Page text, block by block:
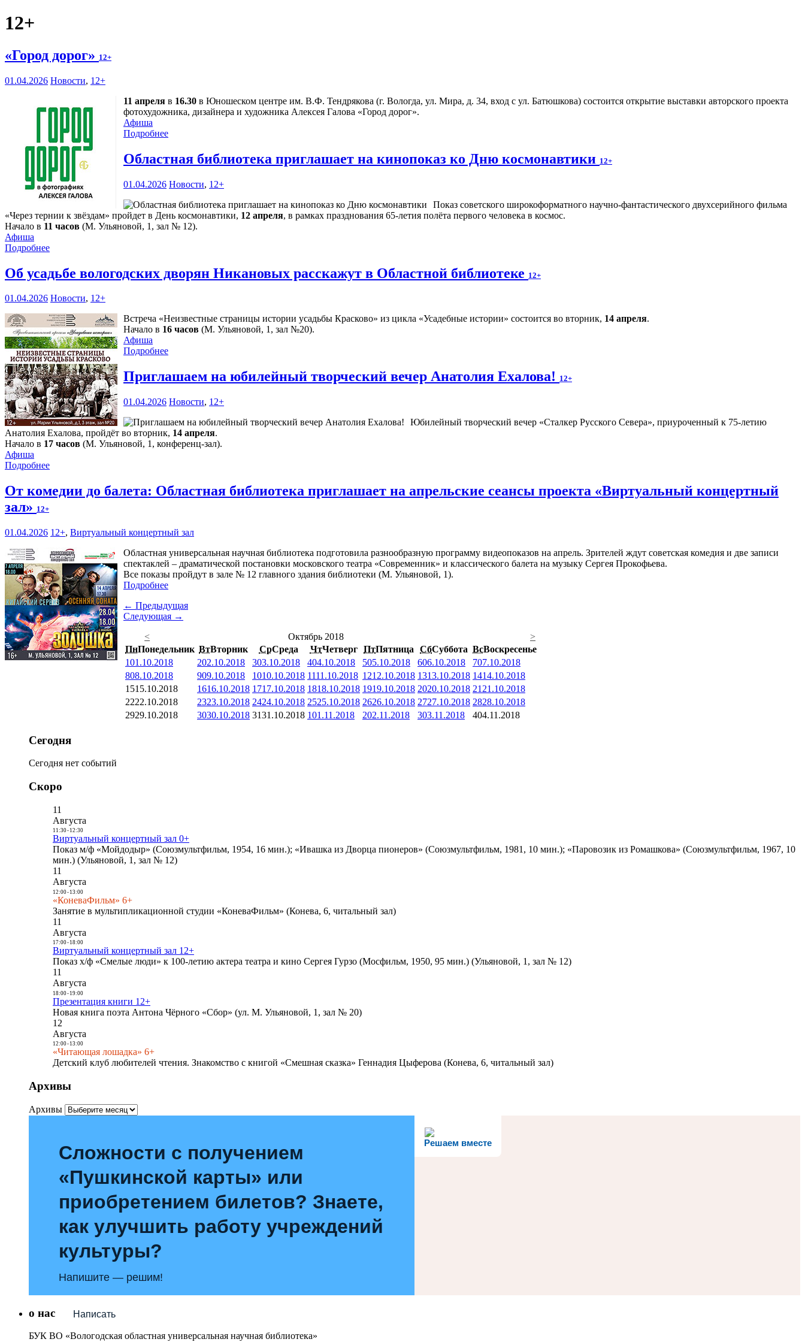
12+
«Город дорог» 12+
01.04.2026 Новости, 12+
11 апреля в 16.30 в Юношеском центре им. В.Ф. Тендрякова (г. Вологда, ул. Мира, д. 34, вход с ул. Батюшкова) состоится открытие выставки авторского проекта
фотохудожника, дизайнера и художника Алексея Галова «Город дорог».
Афиша
Подробнее
Областная библиотека приглашает на кинопоказ ко Дню космонавтики 12+
01.04.2026 Новости, 12+
Показ советского широкоформатного научно-фантастического двухсерийного фильма
«Через тернии к звёздам» пройдет в День космонавтики, 12 апреля, в рамках празднования 65-летия полёта первого человека в космос.
Начало в 11 часов (М. Ульяновой, 1, зал № 12).
Афиша
Подробнее
Об усадьбе вологодских дворян Никановых расскажут в Областной библиотеке 12+
01.04.2026 Новости, 12+
Встреча «Неизвестные страницы истории усадьбы Красково» из цикла «Усадебные истории» состоится во вторник, 14 апреля.
Начало в 16 часов (М. Ульяновой, 1, зал №20).
Афиша
Подробнее
Приглашаем на юбилейный творческий вечер Анатолия Ехалова! 12+
01.04.2026 Новости, 12+
Юбилейный творческий вечер «Сталкер Русского Севера», приуроченный к 75-летию
Анатолия Ехалова, пройдёт во вторник, 14 апреля.
Начало в 17 часов (М. Ульяновой, 1, конференц-зал).
Афиша
Подробнее
От комедии до балета: Областная библиотека приглашает на апрельские сеансы проекта «Виртуальный концертный
зал» 12+
01.04.2026 12+, Виртуальный концертный зал
Областная универсальная научная библиотека подготовила разнообразную программу видеопоказов на апрель. Зрителей ждут советская комедия и две записи
спектаклей – драматической постановки московского театра «Современник» и классического балета на музыку Сергея Прокофьева.
Все показы пройдут в зале № 12 главного здания библиотеки (М. Ульяновой, 1).
Подробнее
← Предыдущая
Следующая →
<
Октябрь 2018
>
ПнПонедельник ВтВторник СрСреда ЧтЧетверг ПтПятница СбСуббота ВсВоскресенье
101.10.2018 202.10.2018 303.10.2018 404.10.2018 505.10.2018 606.10.2018 707.10.2018
808.10.2018 909.10.2018 1010.10.2018 1111.10.2018 1212.10.2018 1313.10.2018 1414.10.2018
1515.10.2018 1616.10.2018 1717.10.2018 1818.10.2018 1919.10.2018 2020.10.2018 21 21.10.2018
2222.10.2018 2323.10.2018 2424.10.2018 2525.10.2018 2626.10.2018 2727.10.2018 2828.10.2018
2929.10.2018 3030.10.2018 3131.10.2018 101.11.2018 202.11.2018 303.11.2018 404.11.2018
Сегодня
Сегодня нет событий
Скоро
11
Августа
11:30- 12:30
Виртуальный концертный зал 0+
Показ м/ф «Мойдодыр» (Союзмультфильм, 1954, 16 мин.); «Ивашка из Дворца пионеров» (Союзмультфильм, 1981, 10 мин.); «Паровозик из Ромашкова» (Союзмультфильм, 1967, 10
мин.) (Ульяновой, 1, зал № 12)
11
Августа
12:00- 13:00
«КоневаФильм» 6+
Занятие в мультипликационной студии «КоневаФильм» (Конева, 6, читальный зал)
11
Августа
17:00- 18:00
Виртуальный концертный зал 12+
Показ х/ф «Смелые люди» к 100-летию актера театра и кино Сергея Гурзо (Мосфильм, 1950, 95 мин.) (Ульяновой, 1, зал № 12)
11
Августа
18:00- 19:00
Презентация книги 12+
Новая книга поэта Антона Чёрного «Сбор» (ул. М. Ульяновой, 1, зал № 20)
12
Августа
12:00- 13:00
«Читающая лошадка» 6+
Детский клуб любителей чтения. Знакомство с книгой «Смешная сказка» Геннадия Цыферова (Конева, 6, читальный зал)
Архивы
Архивы
Решаем вместе
Сложности с получением
«Пушкинской карты» или
приобретением билетов? Знаете,
как улучшить работу учреждений
культуры?
Напишите — решим!
Написать
о нас
БУК ВО «Вологодская областная универсальная научная библиотека»